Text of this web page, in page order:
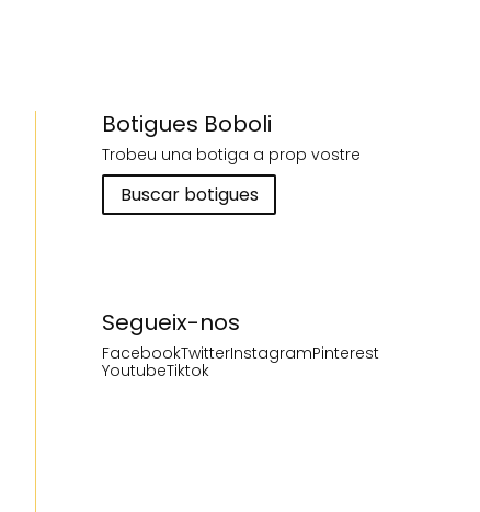
Segueix-nos
FacebookTwitterInstagramPinterest
YoutubeTiktok
Botigues Boboli
Trobeu una botiga a prop vostre
Buscar botigues